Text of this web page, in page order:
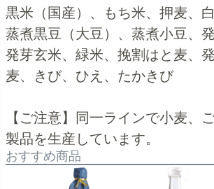
黒米（国産）、もち米、押麦、
蒸煮黒豆（大豆）、蒸煮小豆、
発芽玄米、緑米、挽割はと麦、
麦、きび、ひえ、たかきび
【ご注意】同一ラインで小麦、
製品を生産しています。
おすすめ商品